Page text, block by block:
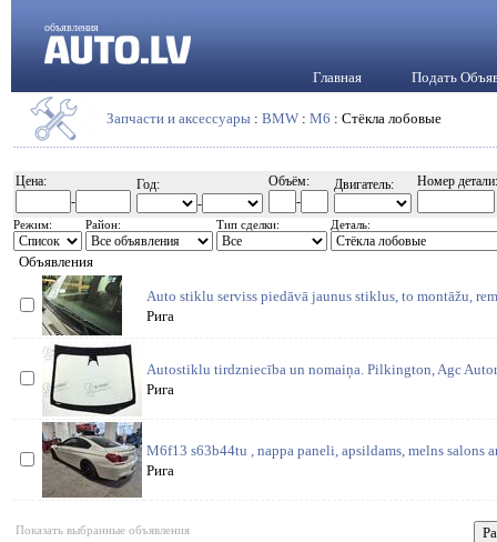
объявления
Главная Подать
Запчасти и аксессуары : BMW : M6 : Стёкла лобовые
Цена:
-
Год:
-
Объём:
-
Двигатель: Номер детали:
Режим: Район: Тип сделки: Деталь:
Объявления
Auto stiklu serviss piedāvā jaunus stiklus, to montāžu,
Рига
Autostiklu tirdzniecība un nomaiņa. Pilkington, Agc
Рига
M6f13 s63b44tu , nappa paneli, apsildams, melns salons
Рига
Показать выбранные объявления